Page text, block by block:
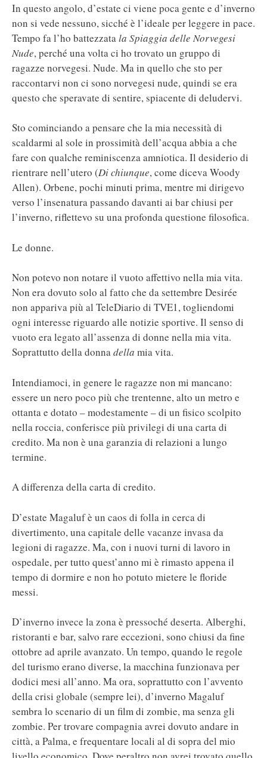
In questo angolo, d’estate ci viene poca gente e d’inverno
non si vede nessuno, sicché è l’ideale per leggere in pace.
Tempo fa l’ho battezzata la Spiaggia delle Norvegesi
Nude, perché una volta ci ho trovato un gruppo di
ragazze norvegesi. Nude. Ma in quello che sto per
raccontarvi non ci sono norvegesi nude, quindi se era
questo che speravate di sentire, spiacente di deludervi.
Sto cominciando a pensare che la mia necessità di
scaldarmi al sole in prossimità dell’acqua abbia a che
fare con qualche reminiscenza amniotica. Il desiderio di
rientrare nell’utero (Di chiunque, come diceva Woody
Allen). Orbene, pochi minuti prima, mentre mi dirigevo
verso l’insenatura passando davanti ai bar chiusi per
l’inverno, riflettevo su una profonda questione filosofica.
Le donne.
Non potevo non notare il vuoto affettivo nella mia vita.
Non era dovuto solo al fatto che da settembre Desirée
non appariva più al TeleDiario di TVE1, togliendomi
ogni interesse riguardo alle notizie sportive. Il senso di
vuoto era legato all’assenza di donne nella mia vita.
Soprattutto della donnadella mia vita.
Intendiamoci, in genere le ragazze non mi mancano:
essere un nero poco più che trentenne, alto un metro e
ottanta e dotato – modestamente – di un fisico scolpito
nella roccia, conferisce più privilegi di una carta di
credito. Ma non è una garanzia di relazioni a lungo
termine.
A differenza della carta di credito.
D’estate Magaluf è un caos di folla in cerca di
divertimento, una capitale delle vacanze invasa da
legioni di ragazze. Ma, con i nuovi turni di lavoro in
ospedale, per tutto quest’anno mi è rimasto appena il
tempo di dormire e non ho potuto mietere le floride
messi.
D’inverno invece la zona è pressoché deserta. Alberghi,
ristoranti e bar, salvo rare eccezioni, sono chiusi da fine
ottobre ad aprile avanzato. Un tempo, quando le regole
del turismo erano diverse, la macchina funzionava per
dodici mesi all’anno. Ma ora, soprattutto con l’avvento
della crisi globale (sempre lei), d’inverno Magaluf
sembra lo scenario di un film di zombie, ma senza gli
zombie. Per trovare compagnia avrei dovuto andare in
città, a Palma, e frequentare locali al di sopra del mio